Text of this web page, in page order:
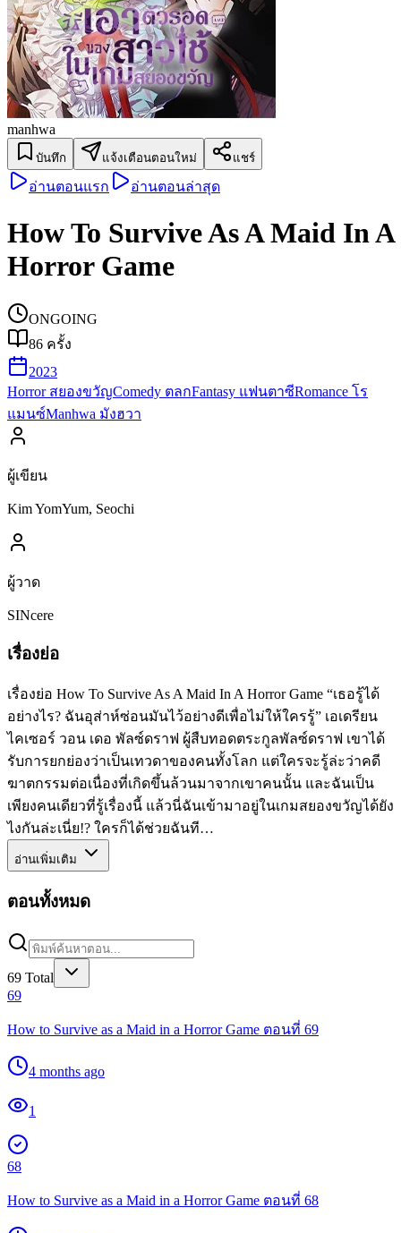
manhwa
บันทึก แจ้งเตือนตอนใหม่ แชร์
อ่านตอนแรก อ่านตอนล่าสุด
How To Survive As A Maid In A
Horror Game
ONGOING
86 ครั้ง
2023
Horror สยองขวัญComedy ตลกFantasy แฟนตาซีRomance โร
แมนซ์Manhwa มังฮวา
ผู้เขียน
Kim YomYum, Seochi
ผู้วาด
SINcere
เรื่องย่อ
เรื่องย่อ How To Survive As A Maid In A Horror Game “เธอรู้ได้
อย่างไร? ฉันอุส่าห์ซ่อนมันไว้อย่างดีเพื่อไม่ให้ใครรู้” เอเดรียน
ไคเซอร์ วอน เดอ พัลซ์ดราฟ ผู้สืบทอดตระกูลพัลซ์ดราฟ เขาได้
รับการยกย่องว่าเป็นเทวดาของคนทั้งโลก แต่ใครจะรู้ล่ะว่าคดี
ฆาตกรรมต่อเนื่องที่เกิดขึ้นล้วนมาจากเขาคนนั้น และฉันเป็น
เพียงคนเดียวที่รู้เรื่องนี้ แล้วนี่ฉันเข้ามาอยู่ในเกมสยองขวัญได้ยัง
ไงกันล่ะเนี่ย!? ใครก็ได้ช่วยฉันที…
อ่านเพิ่มเติม
ตอนทั้งหมด
69 Total
69
How to Survive as a Maid in a Horror Game ตอนที่ 69
4 months ago
1
68
How to Survive as a Maid in a Horror Game ตอนที่ 68